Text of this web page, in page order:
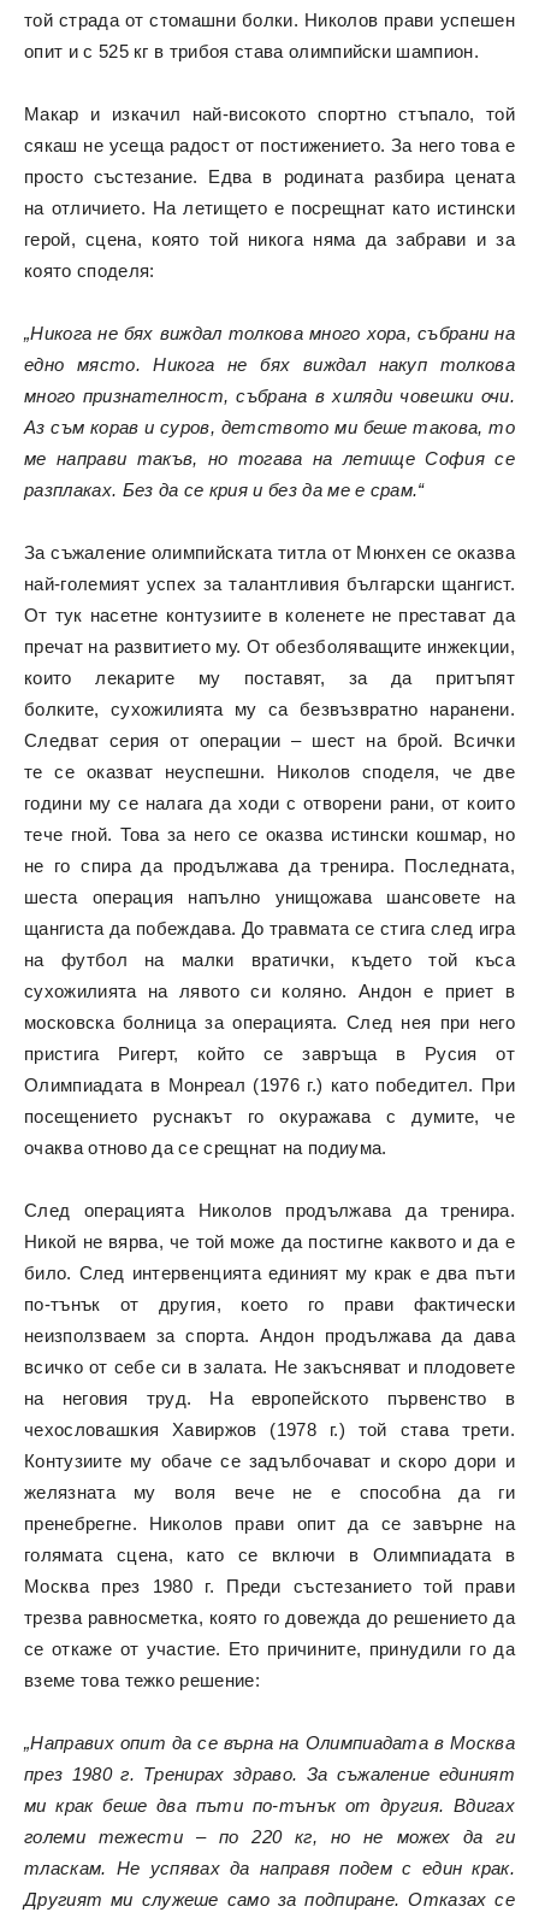
той страда от стомашни болки. Николов прави успешен
опит и с 525 кг в трибоя става олимпийски шампион.
Макар и изкачил най-високото спортно стъпало, той
сякаш не усеща радост от постижението. За него това е
просто състезание. Едва в родината разбира цената
на отличието. На летището е посрещнат като истински
герой, сцена, която той никога няма да забрави и за
която споделя:
„Никога не бях виждал толкова много хора, събрани на
едно място. Никога не бях виждал накуп толкова
много признателност, събрана в хиляди човешки очи.
Аз съм корав и суров, детството ми беше такова, то
ме направи такъв, но тогава на летище София се
разплаках. Без да се крия и без да ме е срам.“
За съжаление олимпийската титла от Мюнхен се оказва
най-големият успех за талантливия български щангист.
От тук насетне контузиите в коленете не престават да
пречат на развитието му. От обезболяващите инжекции,
които лекарите му поставят, за да притъпят
болките, сухожилията му са безвъзвратно наранени.
Следват серия от операции – шест на брой. Всички
те се оказват неуспешни. Николов споделя, че две
години му се налага да ходи с отворени рани, от които
тече гной. Това за него се оказва истински кошмар, но
не го спира да продължава да тренира. Последната,
шеста операция напълно унищожава шансовете на
щангиста да побеждава. До травмата се стига след игра
на футбол на малки вратички, където той къса
сухожилията на лявото си коляно. Андон е приет в
московска болница за операцията. След нея при него
пристига Ригерт, който се завръща в Русия от
Олимпиадата в Монреал (1976 г.) като победител. При
посещението руснакът го окуражава с думите, че
очаква отново да се срещнат на подиума.
След операцията Николов продължава да тренира.
Никой не вярва, че той може да постигне каквото и да е
било. След интервенцията единият му крак е два пъти
по-тънък от другия, което го прави фактически
неизползваем за спорта. Андон продължава да дава
всичко от себе си в залата. Не закъсняват и плодовете
на неговия труд. На европейското първенство в
чехословашкия Хавиржов (1978 г.) той става трети.
Контузиите му обаче се задълбочават и скоро дори и
желязната му воля вече не е способна да ги
пренебрегне. Николов прави опит да се завърне на
голямата сцена, като се включи в Олимпиадата в
Москва през 1980 г. Преди състезанието той прави
трезва равносметка, която го довежда до решението да
се откаже от участие. Ето причините, принудили го да
вземе това тежко решение:
„Направих опит да се върна на Олимпиадата в Москва
през 1980 г. Тренирах здраво. За съжаление единият
ми крак беше два пъти по-тънък от другия. Вдигах
големи тежести – по 220 кг, но не можех да ги
тласкам. Не успявах да направя подем с един крак.
Другият ми служеше само за подпиране. Отказах се